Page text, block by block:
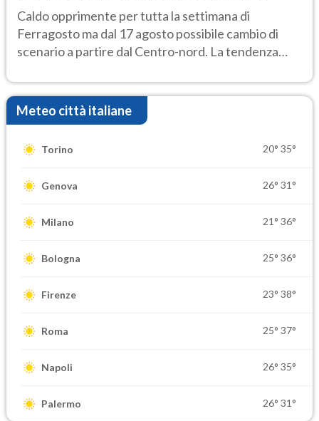
Caldo opprimente per tutta la settimana di
Ferragosto ma dal 17 agosto possibile cambio di
scenario a partire dal Centro-nord. La tendenza
Meteo città italiane
Torino 20° 35°
Genova 26° 31°
Milano 21° 36°
Bologna 25° 36°
Firenze 23° 38°
Roma 25° 37°
Napoli 26° 35°
Palermo 26° 31°